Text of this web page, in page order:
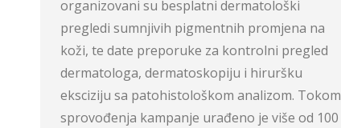
organizovani su besplatni dermatološki
pregledi sumnjivih pigmentnih promjena na
koži, te date preporuke za kontrolni pregled
dermatologa, dermatoskopiju i hiruršku
eksciziju sa patohistološkom analizom. Tokom
sprovođenja kampanje urađeno je više od 100